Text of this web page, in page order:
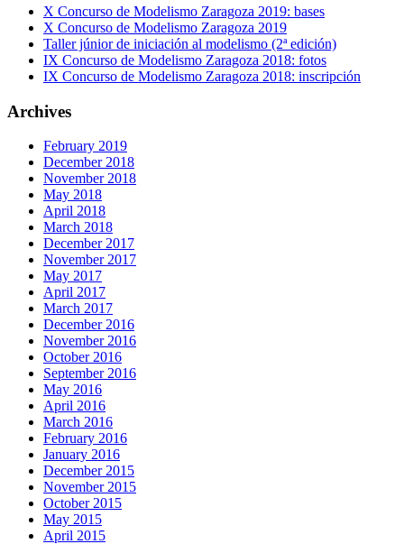
X Concurso de Modelismo Zaragoza 2019: bases
X Concurso de Modelismo Zaragoza 2019
Taller júnior de iniciación al modelismo (2ª edición)
IX Concurso de Modelismo Zaragoza 2018: fotos
IX Concurso de Modelismo Zaragoza 2018: inscripción
Archives
February 2019
December 2018
November 2018
May 2018
April 2018
March 2018
December 2017
November 2017
May 2017
April 2017
March 2017
December 2016
November 2016
October 2016
September 2016
May 2016
April 2016
March 2016
February 2016
January 2016
December 2015
November 2015
October 2015
May 2015
April 2015